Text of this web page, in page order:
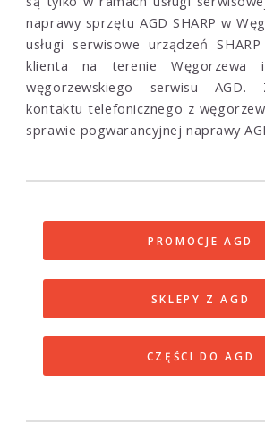
naprawy sprzętu AGD SHARP w
usługi serwisowe urządzeń
klienta na terenie Węgorzewa
węgorzewskiego serwisu AGD.
kontaktu telefonicznego z
sprawie pogwarancyjnej naprawy
PROMOCJE AGD
SKLEPY Z AGD
CZĘŚCI DO AGD